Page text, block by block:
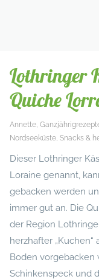
Lothringer
Quiche
Annette,
Nordseeküste, Snacks &
Dieser Lothringer
Loraine genannt,
gebacken werden
immer gut an. Die
der Region
herzhafter
Boden vorgebacken
Schinkenspeck und